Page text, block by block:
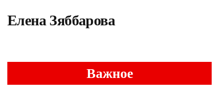
Елена Зяббарова
Важное